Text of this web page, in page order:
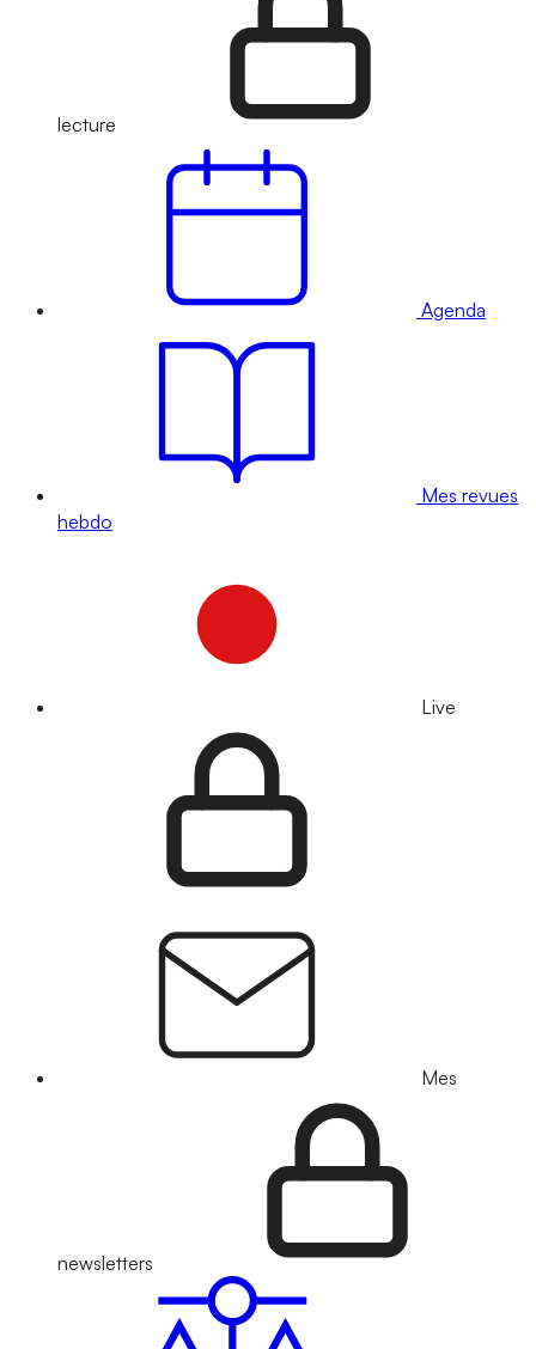
lecture
Agenda
Mes revues
hebdo
Live
Mes
newsletters